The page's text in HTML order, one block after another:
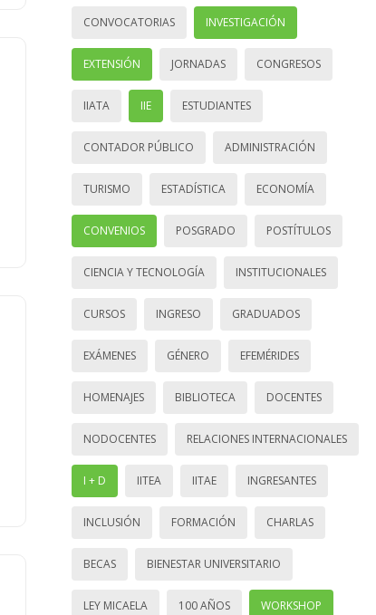
CONVOCATORIAS INVESTIGACIÓN
EXTENSIÓN JORNADAS CONGRESOS
IIATA IIE ESTUDIANTES
CONTADOR PÚBLICO ADMINISTRACIÓN
TURISMO ESTADÍSTICA ECONOMÍA
CONVENIOS POSGRADO POSTÍTULOS
CIENCIA Y TECNOLOGÍA INSTITUCIONALES
CURSOS INGRESO GRADUADOS
EXÁMENES GÉNERO EFEMÉRIDES
HOMENAJES BIBLIOTECA DOCENTES
NODOCENTES RELACIONES INTERNACIONALES
I + D IITEA IITAE INGRESANTES
INCLUSIÓN FORMACIÓN CHARLAS
BECAS BIENESTAR UNIVERSITARIO
LEY MICAELA 100 AÑOS WORKSHOP